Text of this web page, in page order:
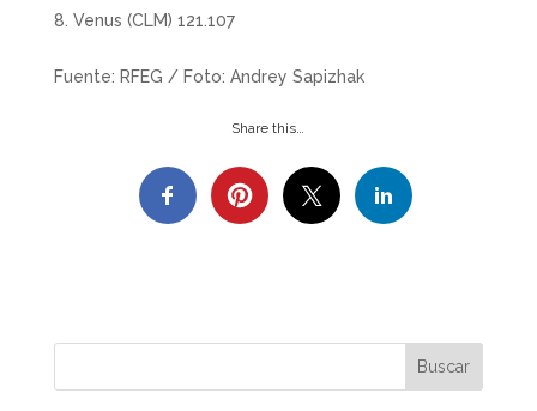
Venus (CLM) 121.107
Fuente: RFEG / Foto: Andrey Sapizhak
Share this…